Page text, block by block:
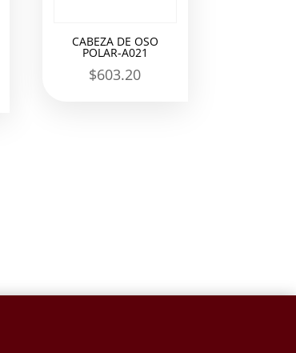
CABEZA DE OSO
POLAR-A021
$603.20